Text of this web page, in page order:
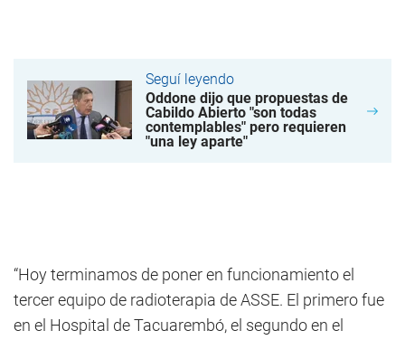
Seguí leyendo
Oddone dijo que propuestas de
Cabildo Abierto "son todas
contemplables" pero requieren
"una ley aparte"
“Hoy terminamos de poner en funcionamiento el
tercer equipo de radioterapia de ASSE. El primero fue
en el Hospital de Tacuarembó, el segundo en el